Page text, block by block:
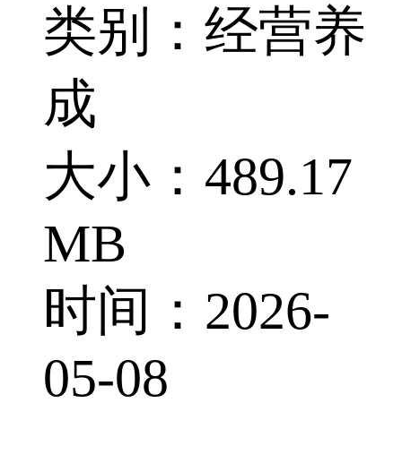
类别：经营养
成
大小：489.17
MB
时间：2026-
05-08